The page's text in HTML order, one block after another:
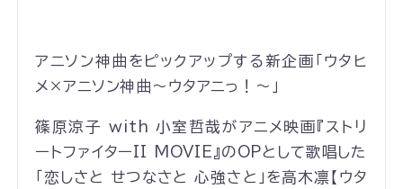
アニソン神曲をピックアップする新企画「ウタヒ
メ×アニソン神曲～ウタアニっ！～」
篠原涼子 with 小室哲哉がアニメ映画『ストリ
ートファイターII MOVIE』のOPとして歌唱した
「恋しさと せつなさと 心強さと」を高木凛【ウタ